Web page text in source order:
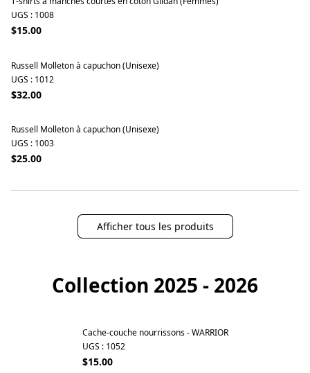
UGS : 1008
$15.00
Russell Molleton à capuchon (Unisexe)
UGS : 1012
$32.00
Russell Molleton à capuchon (Unisexe)
UGS : 1003
$25.00
Afficher tous les produits
Collection 2025 - 2026
Cache-couche nourrissons - WARRIOR
UGS : 1052
$15.00